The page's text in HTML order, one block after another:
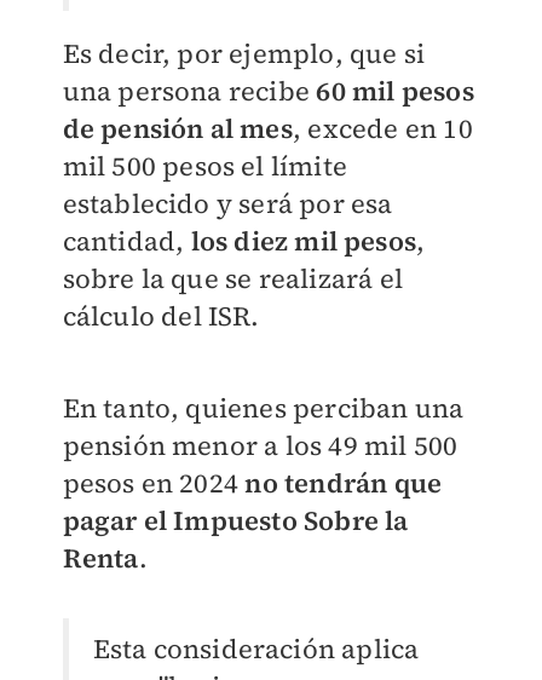
Es decir, por ejemplo, que si
una persona recibe60 mil pesos
de pensión al mes, excede en 10
mil 500 pesos el límite
establecido y será por esa
cantidad, los diez mil pesos,
sobre la que se realizará el
cálculo del ISR.
En tanto, quienes perciban una
pensión menor a los 49 mil 500
pesos en 2024no tendrán que
pagar el Impuesto Sobre la
Renta.
Esta consideración aplica